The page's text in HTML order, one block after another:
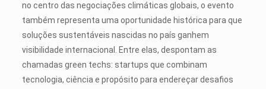
no centro das negociações climáticas globais, o evento
também representa uma oportunidade histórica para que
soluções sustentáveis nascidas no país ganhem
visibilidade internacional. Entre elas, despontam as
chamadas green techs: startups que combinam
tecnologia, ciência e propósito para endereçar desafios